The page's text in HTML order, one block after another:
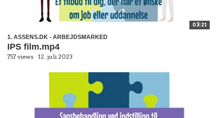
03:21
1. ASSENS.DK - ARBEJDSMARKED
IPS film.mp4
757 views 12. juli 2023